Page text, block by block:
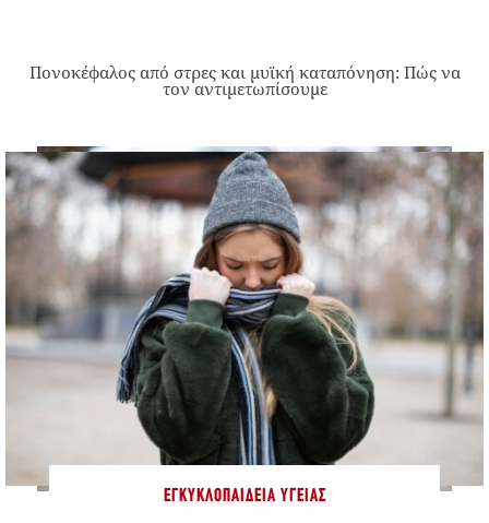
Πονοκέφαλος από στρες και μυϊκή καταπόνηση: Πώς να
τον αντιμετωπίσουμε
ΕΓΚΥΚΛΟΠΑΊΔΕΙΑ ΥΓΕΊΑΣ